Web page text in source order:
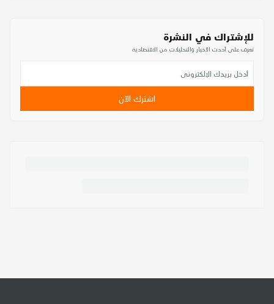
للإشتراك في النشرة
تعرف على أحدث الأخبار والتحليلات من الاقتصادية
اشترك الآن